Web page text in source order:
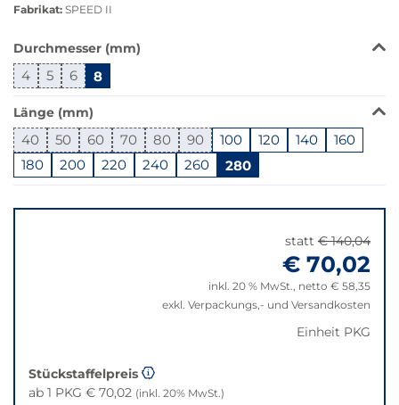
Fabrikat: SPEED II
ist
in
dieser
Variante
nicht
verfügbar.
Bei
Klick
der
gewünschten
Durchmesser (mm)
4 5 6 8
Länge (mm)
40 50 60 70 80 90 100 120 140
160
180
200 220 240 260 280
zu
statt € 140,04
€ 70,02
inkl. 20 % MwSt., netto € 58,35
exkl. Verpackungs,- und Versandkosten
Einheit PKG
Stückstaffelpreis
ab 1 PKG € 70,02 (inkl. 20% MwSt.)